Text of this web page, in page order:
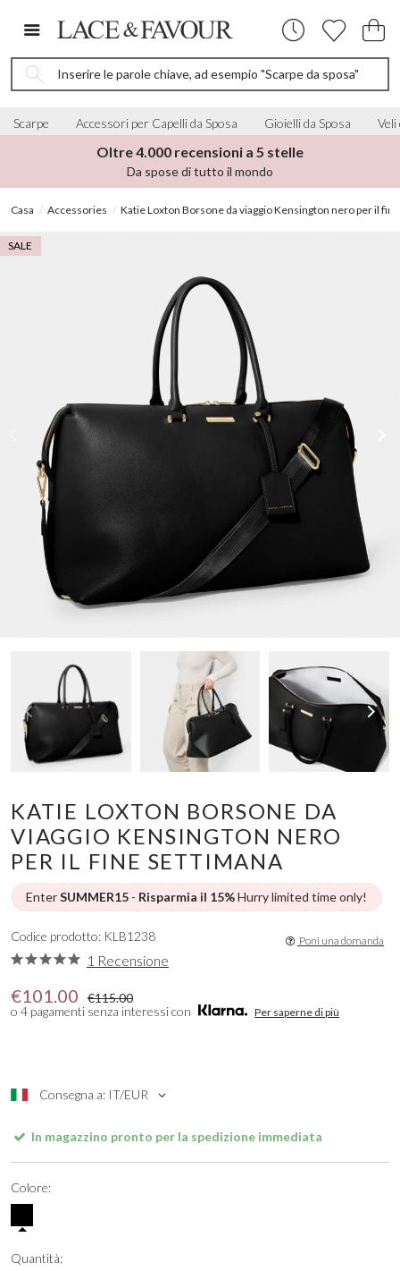
Inserire le parole chiave, ad esempio "Scarpe da sposa"
Scarpe Accessori per Capelli da Sposa Gioielli da Sposa Veli
Oltre 4.000 recensioni a 5 stelle
Da spose di tutto il mondo
Casa Accessories Katie Loxton Borsone da viaggio Kensington nero per il
SALE
KATIE LOXTON BORSONE DA
VIAGGIO KENSINGTON NERO
PER IL FINE SETTIMANA
EnterSUMMER15 - Risparmia il 15%Hurry limited time only!
€101.00
€115.00
o 4 pagamenti senza interessi con
Per saperne di più
Consegna a: IT/EUR
Codice prodotto: KLB1238
1 Recensione
Poni una domanda
In magazzino pronto per la spedizione immediata
Colore:
Quantità: